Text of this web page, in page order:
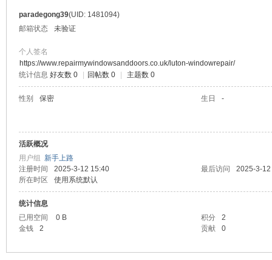
paradegong39(UID: 1481094)
邮箱状态
未验证
个人签名
https://www.repairmywindowsanddoors.co.uk/luton-windowrepair/
统计信息 好友数 0 回帖数 0 主题数 0
性别 保密 生日 -
活跃概况
用户组 新手上路
注册时间
2025-3-12 15:40 最后访问
2025-3-
所在时区
使用系统默认
统计信息
已用空间
0 B 积分
2
金钱
2 贡献 0